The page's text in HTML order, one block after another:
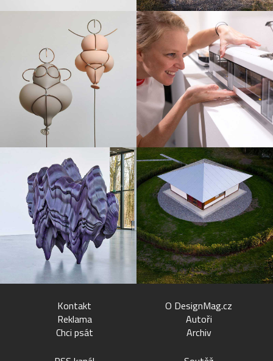
Kontakt
Reklama
Chci psát
O DesignMag.cz
Autoři
Archiv